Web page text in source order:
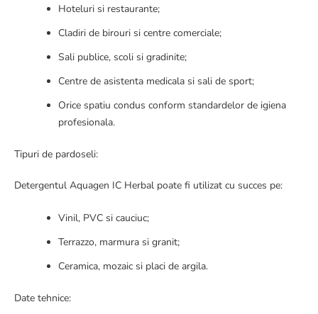
Hoteluri si restaurante;
Cladiri de birouri si centre comerciale;
Sali publice, scoli si gradinite;
Centre de asistenta medicala si sali de sport;
Orice spatiu condus conform standardelor de igiena
profesionala.
Tipuri de pardoseli:
Detergentul Aquagen IC Herbal poate fi utilizat cu succes pe:
Vinil, PVC si cauciuc;
Terrazzo, marmura si granit;
Ceramica, mozaic si placi de argila.
Date tehnice: